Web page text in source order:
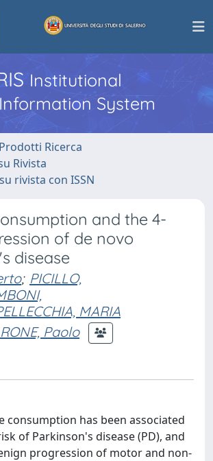
Institutional
System
Ricerca
Rivista
rivista con ISSN
and the 4-
of de novo
disease
; PICILLO,
MARIA
Paolo
consumption has been associated
of Parkinson's disease (PD), and
progression of motor and non-